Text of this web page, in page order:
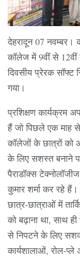
देहरादून 07 नवम्बर।
कॉलेज में 9वीं से
दिवसीय प्रेरक सॉफ्ट
गया।
प्रशिक्षण कार्यक्रम
हैं जो पिछले एक माह से
कॉलेजों के छात्रों को
के लिए सशस्त बनाने
पैराडॉक्स
कुमार शर्मा कर रहे हैं।
छात्र-छात्राओं में
को बढ़ाना था, साथ
से निपटने के लिए
कार्यशालाओं, रोल-प्ले